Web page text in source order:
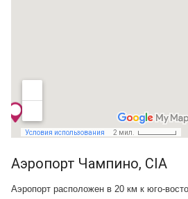
Аэропорт Чампино, CIA
Аэропорт расположен в 20 км к юго-